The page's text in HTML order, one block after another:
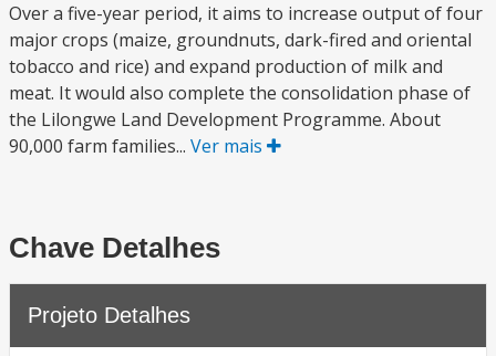
Over a five-year period, it aims to increase output of four
major crops (maize, groundnuts, dark-fired and oriental
tobacco and rice) and expand production of milk and
meat. It would also complete the consolidation phase of
the Lilongwe Land Development Programme. About
90,000 farm families... Ver mais
Chave Detalhes
Projeto Detalhes